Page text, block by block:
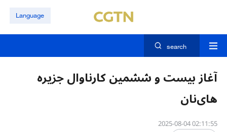
Language
search
آغاز بیست ‌و ششمین کارناوال جزیره
های‌نان
02:11:55 2025-08-04